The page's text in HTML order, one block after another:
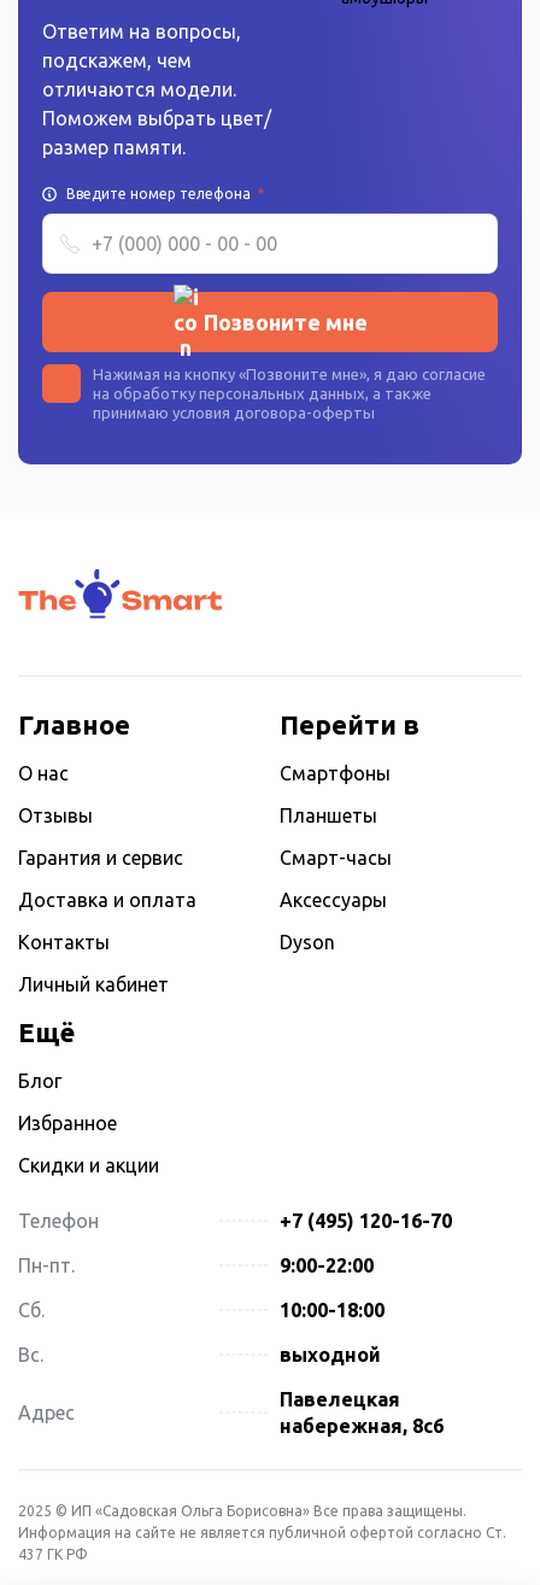
Ответим на вопросы,
подскажем, чем
отличаются модели.
Поможем выбрать цвет/
размер памяти.
Введите номер телефона *
Позвоните мне
Нажимая на кнопку «Позвоните мне», я даю согласие
на обработку персональных данных, а также
принимаю условия договора-оферты
Главное
О нас
Отзывы
Гарантия и сервис
Доставка и оплата
Контакты
Личный кабинет
Перейти в
Смартфоны
Планшеты
Смарт-часы
Аксессуары
Dyson
Ещё
Блог
Избранное
Скидки и акции
Телефон +7 (495) 120-16-70
Пн-пт. 9:00-22:00
Сб. 10:00-18:00
Вс. выходной
Адрес
Павелецкая
набережная, 8с6
2025 © ИП «Садовская Ольга Борисовна» Все права защищены.
Информация на сайте не является публичной офертой согласно Ст.
437 ГК РФ